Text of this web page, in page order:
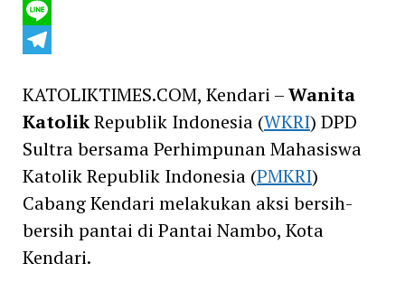
Twitter
Line
KATOLIKTIMES.COM, Kendari –Wanita
KatolikRepublik Indonesia (WKRI) DPD
Sultra bersama Perhimpunan Mahasiswa
Katolik Republik Indonesia (PMKRI)
Cabang Kendari melakukan aksi bersih-
bersih pantai di Pantai Nambo, Kota
Kendari.